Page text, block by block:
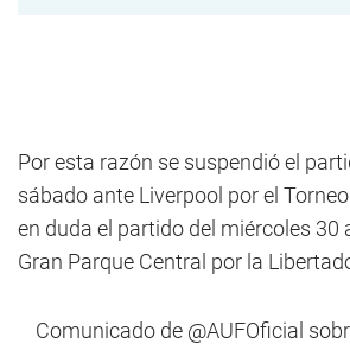
Por esta razón se suspendió el
sábado ante Liverpool por el
en duda el partido del miércoles 30
Gran Parque Central por la
Comunicado de @AUFOficial